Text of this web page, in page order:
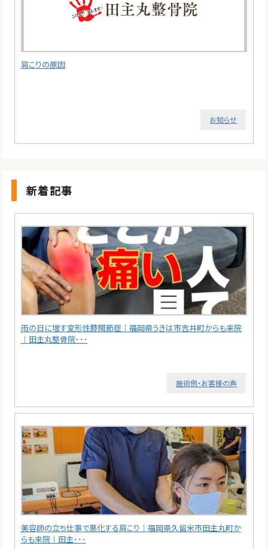
肩こりの原因
お知らせ
新着記事
雨の日に増す変形性膝関節症｜福岡県うきは市吉井町からも来院
｜田主丸整骨院･･･
施術例・お客様の声
美容師の立ち仕事で悪化する肩こり｜福岡県久留米市田主丸町か
らも来院｜田主･･･